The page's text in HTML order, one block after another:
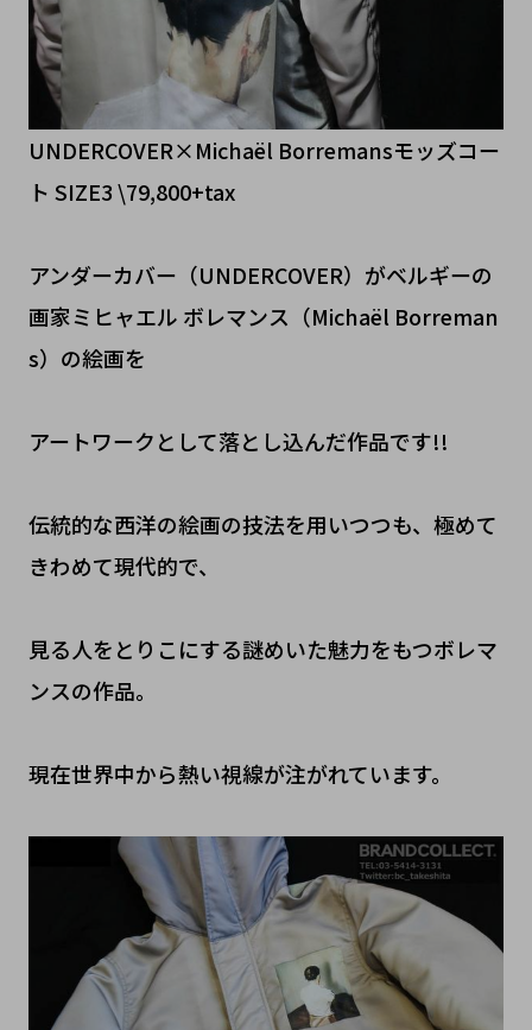
UNDERCOVER×Michaël Borremansモッズコー
ト SIZE3 \79,800+tax
アンダーカバー（UNDERCOVER）がベルギーの
画家ミヒャエル ボレマンス（Michaël Borreman
s）の絵画を
アートワークとして落とし込んだ作品です!!
伝統的な西洋の絵画の技法を用いつつも、極めて
きわめて現代的で、
見る人をとりこにする謎めいた魅力をもつボレマ
ンスの作品。
現在世界中から熱い視線が注がれています。